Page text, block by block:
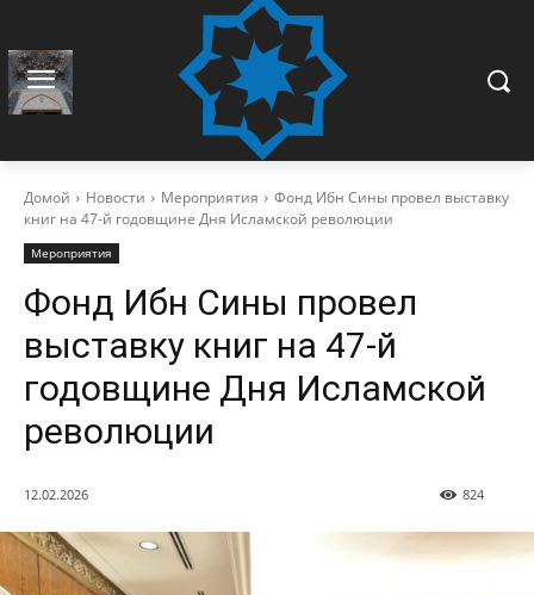
Домой Новости Мероприятия
Фонд Ибн Сины провел выставку
книг на 47-й годовщине Дня Исламской революции
Мероприятия
Фонд Ибн Сины провел
выставку книг на 47-й
годовщине Дня Исламской
революции
12.02.2026 824